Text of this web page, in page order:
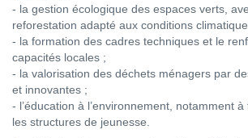
- la gestion écologique des espaces verts,
reforestation adapté aux conditions
- la formation des cadres techniques et le
capacités locales ;
- la valorisation des déchets ménagers par
et innovantes ;
- l’éducation à l’environnement, notamment
les structures de jeunesse.